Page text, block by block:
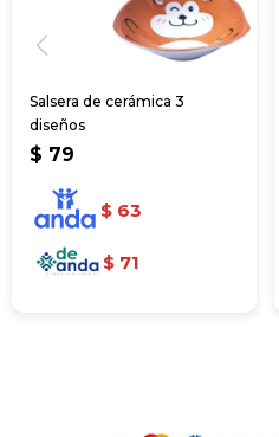
Salsera de cerámica 3
diseños
$ 79
$ 63
$ 71